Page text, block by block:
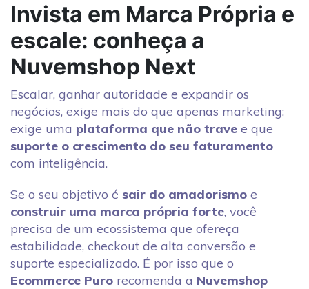
Invista em Marca Própria e
escale: conheça a
Nuvemshop Next
Escalar, ganhar autoridade e expandir os
negócios, exige mais do que apenas marketing;
exige uma plataforma que não trave e que
suporte o crescimento do seu faturamento
com inteligência.
Se o seu objetivo é sair do amadorismo e
construir uma marca própria forte, você
precisa de um ecossistema que ofereça
estabilidade, checkout de alta conversão e
suporte especializado. É por isso que o
Ecommerce Puro recomenda a Nuvemshop